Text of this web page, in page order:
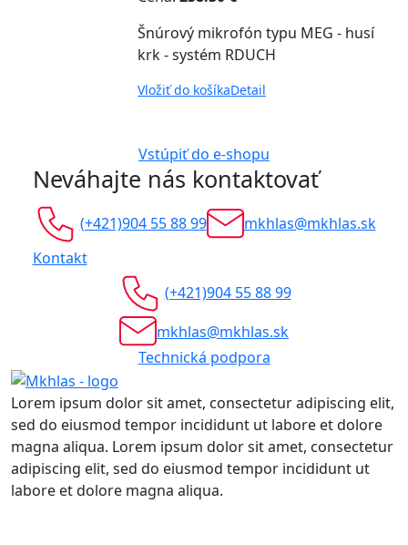
Šnúrový mikrofón typu MEG - husí
krk - systém RDUCH
Vložiť do košíkaDetail
Vstúpiť do e-shopu
Neváhajte nás kontaktovať
(+421)904 55 88 99
mkhlas@mkhlas.sk
Kontakt
(+421)904 55 88 99
mkhlas@mkhlas.sk
Technická podpora
Lorem ipsum dolor sit amet, consectetur adipiscing elit,
sed do eiusmod tempor incididunt ut labore et dolore
magna aliqua. Lorem ipsum dolor sit amet, consectetur
adipiscing elit, sed do eiusmod tempor incididunt ut
labore et dolore magna aliqua.